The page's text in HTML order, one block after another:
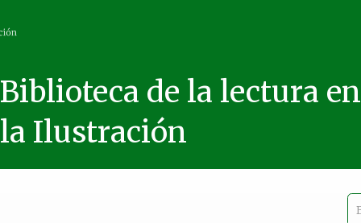
Biblioteca de la lectura en
la Ilustración